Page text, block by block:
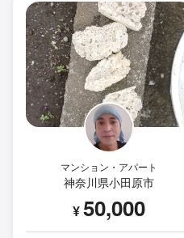
マンション・アパート
神奈川県小田原市
¥50,000